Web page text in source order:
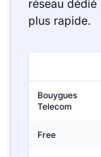
réseau dédié
plus rapide.
Bouygues
Telecom
Free